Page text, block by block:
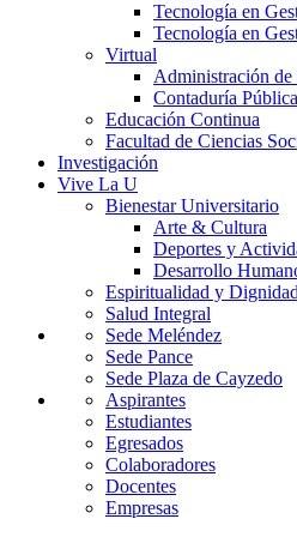
Tecnología en
Tecnología en
Virtual
Administración de
Contaduría Pública
Educación Continua
Facultad de Ciencias
Investigación
Vive La U
Bienestar Universitario
Arte & Cultura
Deportes y
Desarrollo
Espiritualidad y
Salud Integral
Sede Meléndez
Sede Pance
Sede Plaza de Cayzedo
Aspirantes
Estudiantes
Egresados
Colaboradores
Docentes
Empresas